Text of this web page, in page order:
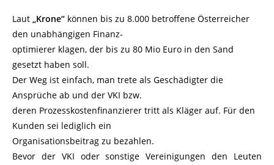
Laut „Krone“ können bis zu 8.000 betroffene Österreicher
den unabhängigen Finanz-
optimierer klagen, der bis zu 80 Mio Euro in den Sand
gesetzt haben soll.
Der Weg ist einfach, man trete als Geschädigter die
Ansprüche ab und der VKI bzw.
deren Prozesskostenfinanzierer tritt als Kläger auf. Für den
Kunden sei lediglich ein
Organisationsbeitrag zu bezahlen.
Bevor der VKI oder sonstige Vereinigungen den Leuten